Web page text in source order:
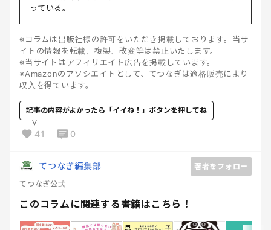
っている。
※コラムは出版社様の許可をいただき掲載しております。当サ
イトの情報を転載、複製、改変等は禁止いたします。
※当サイトはアフィリエイト広告を掲載しています。
※Amazonのアソシエイトとして、てつなぎは適格販売により
収入を得ています。
記事の内容がよかったら「イイね！」ボタンを押してね
41 0
てつなぎ編集部
著者をフォロー
てつなぎ公式
このコラムに関連する書籍はこちら！